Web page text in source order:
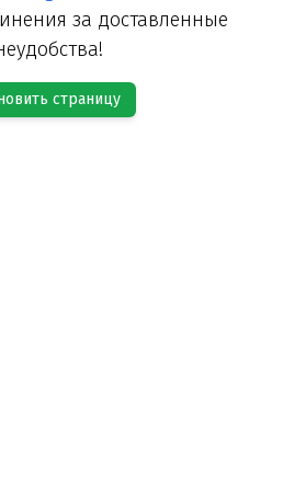
за доставленные
страницу